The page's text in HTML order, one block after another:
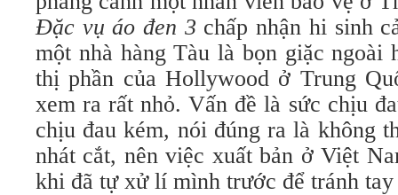
Đặc vụ áo đen 3 chấp nhận hi sinh
một nhà hàng Tàu là bọn giặc ngoài
thị phần của Hollywood ở Trung
xem ra rất nhỏ. Vấn đề là sức chịu
chịu đau kém, nói đúng ra là không
nhát cắt, nên việc xuất bản ở Việt
khi đã tự xử lí mình trước để tránh